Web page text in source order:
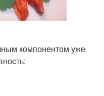
компонентом уже